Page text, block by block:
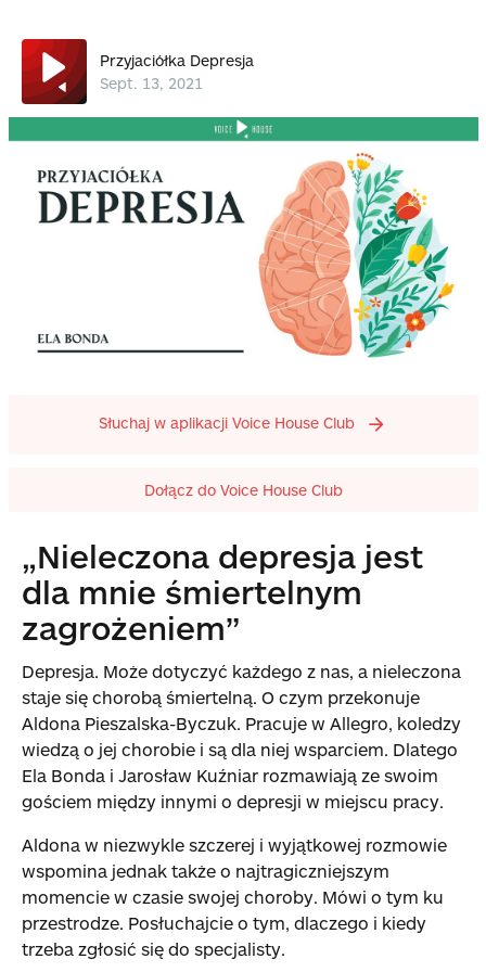
Przyjaciółka Depresja
Sept. 13, 2021
Słuchaj w aplikacji Voice House Club
Dołącz do Voice House Club
„Nieleczona depresja jest
dla mnie śmiertelnym
zagrożeniem”
Depresja. Może dotyczyć każdego z nas, a nieleczona
staje się chorobą śmiertelną. O czym przekonuje
Aldona Pieszalska-Byczuk. Pracuje w Allegro, koledzy
wiedzą o jej chorobie i są dla niej wsparciem. Dlatego
Ela Bonda i Jarosław Kuźniar rozmawiają ze swoim
gościem między innymi o depresji w miejscu pracy.
Aldona w niezwykle szczerej i wyjątkowej rozmowie
wspomina jednak także o najtragiczniejszym
momencie w czasie swojej choroby. Mówi o tym ku
przestrodze. Posłuchajcie o tym, dlaczego i kiedy
trzeba zgłosić się do specjalisty.